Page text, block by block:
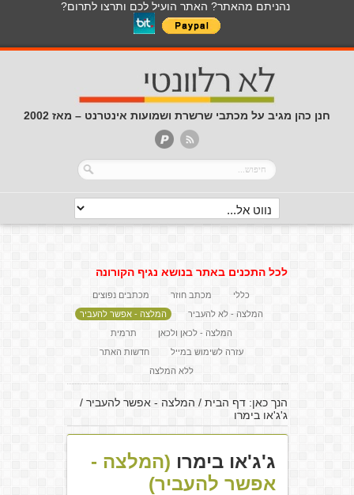
נהניתם מהאתר? האתר הועיל לכם ותרצו לתרום?
חנן כהן מגיב על מכתבי שרשרת ושמועות אינטרנט – מאז 2002
לכל התכנים באתר בנושא נגיף הקורונה
כללי מכתב חוזר
מכתבים נפוצים
המלצה - לא להעביר
המלצה - אפשר להעביר
המלצה - לכאן ולכאן
תרמית
עזרה לשימוש במייל
חדשות האתר
ללא המלצה
הנך כאן:דף הבית / המלצה - אפשר להעביר /
ג'ג'או בימרו
ג'ג'או בימרו (המלצה -
אפשר להעביר)